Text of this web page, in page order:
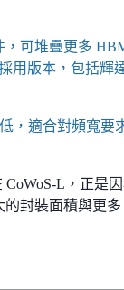
，可堆疊更多
用版本，包括輝
，適合對頻寬要
L，正是
的封裝面積與更多